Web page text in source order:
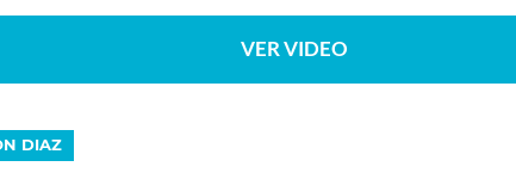
VER VIDEO
DIAZ